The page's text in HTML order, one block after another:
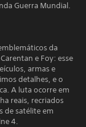
Guerra Mundial.
da
e Foy: esse
armas e
detalhes, e o
A luta ocorre em
reais, recriados
de satélite em
4.